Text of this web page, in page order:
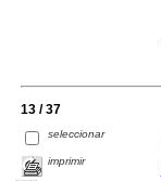
13 / 37
seleccionar
imprimir